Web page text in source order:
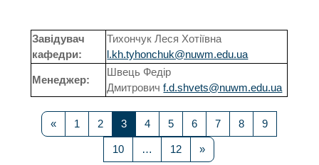
Завідувач
кафедри:
Тихончук Леся Хотіївна
l.kh.tyhonchuk@nuwm.edu.ua
Менеджер:
Швець Федір
Дмитровичf.d.shvets@nuwm.edu.ua
«Попередня сторінка
1 Сторінка 1
2Сторінка 2
3Сторінка 3
4Сторінка 4
5Сторінка 5
6Сторінка 6
7Сторінка 7
8Сторінка 8
9Сторінка 9
10Сторінка 10
… 12Сторінка 12
»Наступна сторінка